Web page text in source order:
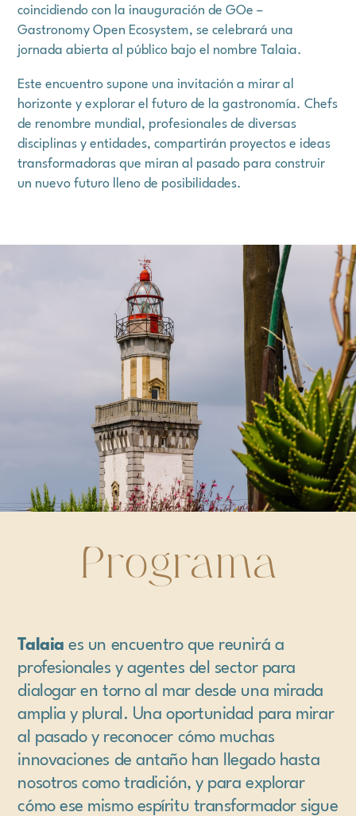
coincidiendo con la inauguración de GOe –
Gastronomy Open Ecosystem, se celebrará una
jornada abierta al público bajo el nombre Talaia.
Este encuentro supone una invitación a mirar al
horizonte y explorar el futuro de la gastronomía. Chefs
de renombre mundial, profesionales de diversas
disciplinas y entidades, compartirán proyectos e ideas
transformadoras que miran al pasado para construir
un nuevo futuro lleno de posibilidades.
Programa
Talaia es un encuentro que reunirá a
profesionales y agentes del sector para
dialogar en torno al mar desde una mirada
amplia y plural. Una oportunidad para mirar
al pasado y reconocer cómo muchas
innovaciones de antaño han llegado hasta
nosotros como tradición, y para explorar
cómo ese mismo espíritu transformador sigue